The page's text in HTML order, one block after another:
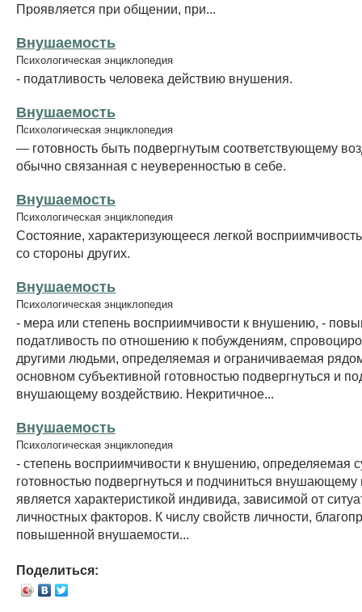
Проявляется при общении, при...
Внушаемость
Психологическая энциклопедия
- податливость человека действию внушения.
Внушаемость
Психологическая энциклопедия
— готовность быть подвергнутым соответствующему
обычно связанная с неуверенностью в себе.
Внушаемость
Психологическая энциклопедия
Состояние, характеризующееся легкой
со стороны других.
Внушаемость
Психологическая энциклопедия
- мера или степень восприимчивости к внушению, -
податливость по отношению к побуждениям,
другими людьми, определяемая и ограничиваемая
основном субъективной готовностью подвергнуться и
внушающему воздействию. Некритичное...
Внушаемость
Психологическая энциклопедия
- степень восприимчивости к внушению, определяемая
готовностью подвергнуться и подчиниться внушающему
является характеристикой индивида, зависимой от
личностных факторов. К числу свойств личности,
повышенной внушаемости...
Поделиться: